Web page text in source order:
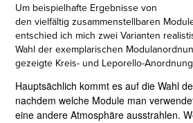
Um beispielhafte Ergebnisse von
denvielfältig zusammenstellbaren
entschied ich mich zwei Varianten
Wahl der exemplarischen
gezeigte Kreis- und Leporello-
Hauptsächlich kommt es auf die Wahl
nachdem welche Module man
eine andere Atmosphäre ausstrahlen.